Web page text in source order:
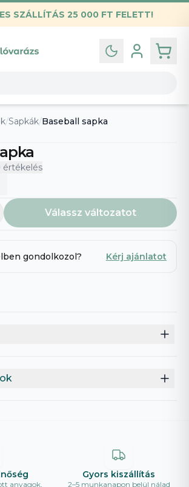
SZÁLLÍTÁS 25 000 FT FELETT!
feltételek
/Sapkák/Baseball sapka
értékelés
Válassz változatot
gondolkozol? Kérj ajánlatot
anyagok,
Gyors kiszállítás
2–5 munkanapon belül nálad